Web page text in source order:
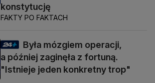
konstytucję
FAKTY PO FAKTACH
Była mózgiem operacji,
a później zaginęła z fortuną.
"Istnieje jeden konkretny trop"